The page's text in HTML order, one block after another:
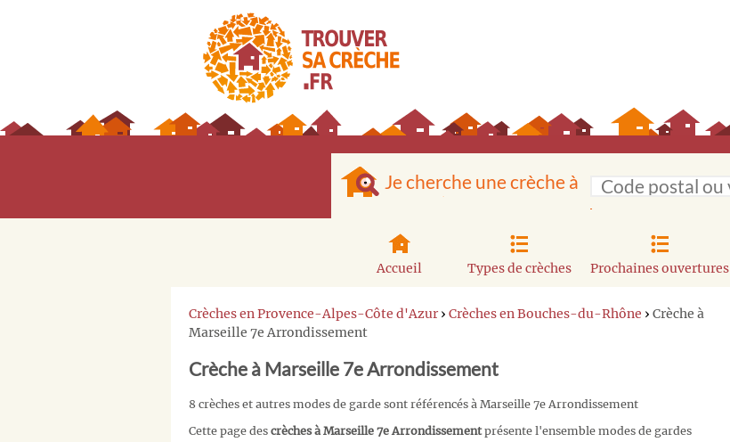
Je cherche une crèche à
Accueil Types de crèches Prochaines ouvertures
Crèches en Provence-Alpes-Côte d'Azur › Crèches en Bouches-du-Rhône › Crèche à
Marseille 7e Arrondissement
Crèche à Marseille 7e Arrondissement
8 crèches et autres modes de garde sont référencés à Marseille 7e Arrondissement
Cette page des crèches à Marseille 7e Arrondissementprésente l'ensemble modes de gardes